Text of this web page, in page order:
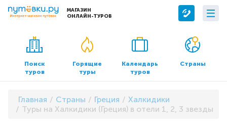
МАГАЗИН
ОНЛАЙН-ТУРОВ
Сервисы
Бронирование отелей
Трансфер
О компании
О нас
Контакты
Документы и реквизиты
Поиск
туров
Горящие
туры
Календарь
туров
Страны
Главная Страны Греция
Халкидики
Туры на Халкидики (Греция) в отели 1, 2, 3 звезды